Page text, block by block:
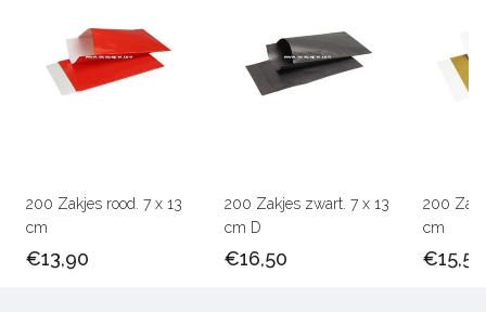
200 Zakjes rood. 7 x 13
cm
€13,90
200 Zakjes zwart. 7 x 13
cm D
€16,50
200
cm
€15,50